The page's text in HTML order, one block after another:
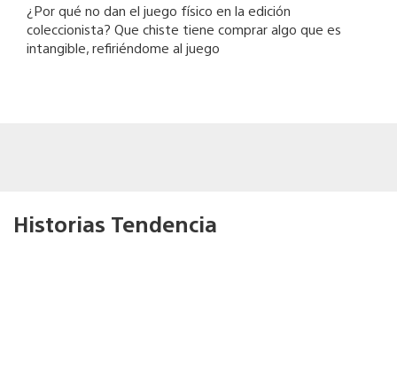
¿Por qué no dan el juego físico en la edición
coleccionista? Que chiste tiene comprar algo que es
intangible, refiriéndome al juego
Historias Tendencia